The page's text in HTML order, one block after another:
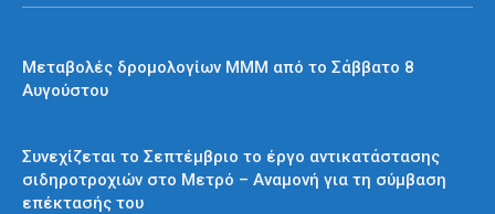
Μεταβολές δρομολογίων ΜΜΜ από το Σάββατο 8
Αυγούστου
Συνεχίζεται το Σεπτέμβριο το έργο αντικατάστασης
σιδηροτροχιών στο Μετρό – Αναμονή για τη σύμβαση
επέκτασής του